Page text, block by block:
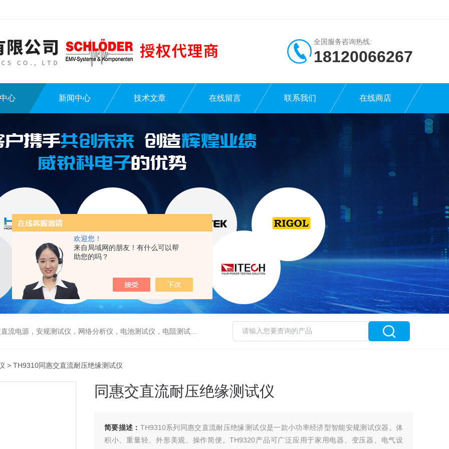
欢迎您！
来自局域网的朋友！有什么可以帮
助您的吗？
全国服务咨询热线:
18120066267
心 新闻中心 技术文章 在线留言 联系我们 在线商店
，安规测试仪，网络分析仪，电池测试仪，电阻测试仪，数据采集仪
> TH9310同惠交直流耐压绝缘测试仪
同惠交直流耐压绝缘测试仪
简要描述： TH9310系列同惠交直流耐压绝缘测试仪是一款小功率经济型智能安规测试仪器。体
积小、重量轻、外形美观、操作简便。TH9320产品可广泛应用于家用电器、变压器、电气设